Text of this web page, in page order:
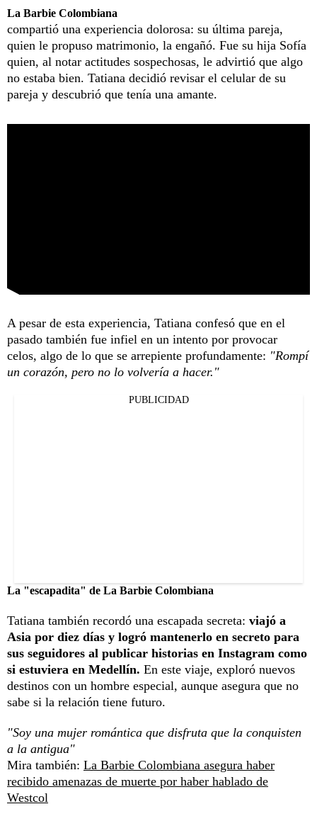
La Barbie Colombiana
compartió una experiencia dolorosa: su última pareja,
quien le propuso matrimonio, la engañó. Fue su hija Sofía
quien, al notar actitudes sospechosas, le advirtió que algo
no estaba bien. Tatiana decidió revisar el celular de su
pareja y descubrió que tenía una amante.
A pesar de esta experiencia, Tatiana confesó que en el
pasado también fue infiel en un intento por provocar
celos, algo de lo que se arrepiente profundamente: "Rompí
un corazón, pero no lo volvería a hacer."
PUBLICIDAD
La "escapadita" de La Barbie Colombiana
Tatiana también recordó una escapada secreta: viajó a
Asia por diez días y logró mantenerlo en secreto para
sus seguidores al publicar historias en Instagram como
si estuviera en Medellín. En este viaje, exploró nuevos
destinos con un hombre especial, aunque asegura que no
sabe si la relación tiene futuro.
"Soy una mujer romántica que disfruta que la conquisten
a la antigua"
Mira también: La Barbie Colombiana asegura haber
recibido amenazas de muerte por haber hablado de
Westcol